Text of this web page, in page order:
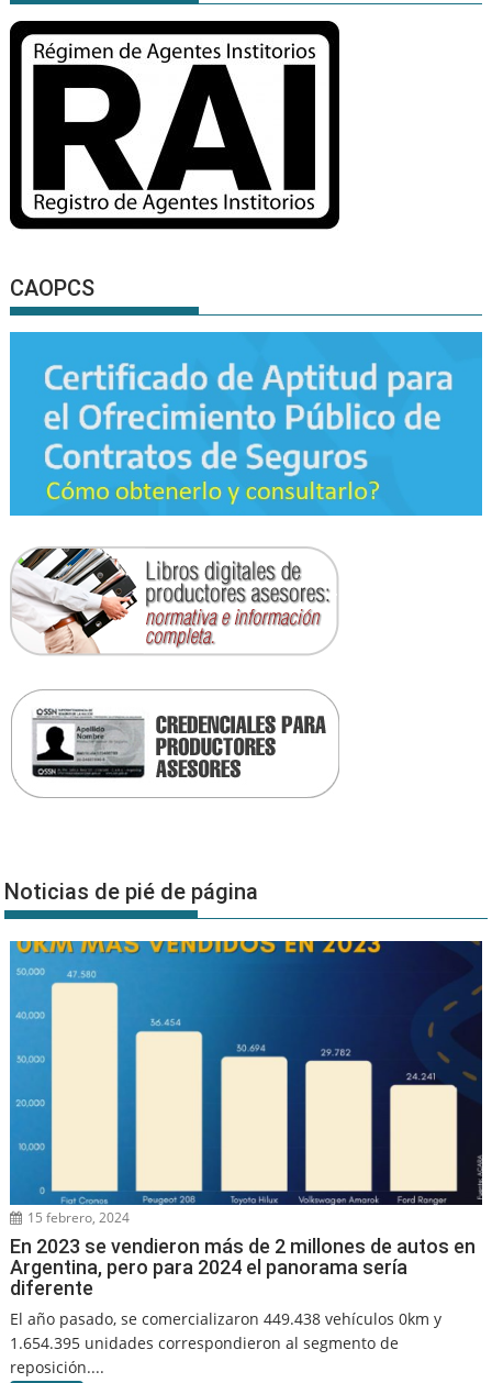
CAOPCS
Noticias de pié de página
15 febrero, 2024
En 2023 se vendieron más de 2 millones de autos en
Argentina, pero para 2024 el panorama sería
diferente
El año pasado, se comercializaron 449.438 vehículos 0km y
1.654.395 unidades correspondieron al segmento de
reposición....